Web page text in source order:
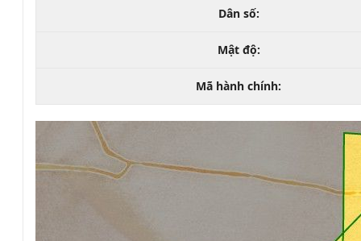
Dân số:
Mật độ:
Mã hành chính: